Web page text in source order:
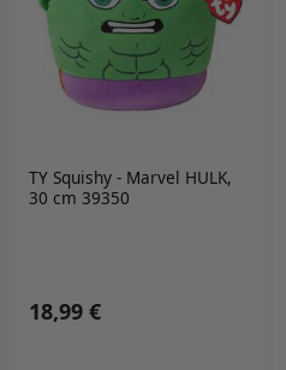
TY Squishy - Marvel HULK,
30 cm 39350
18,99 €